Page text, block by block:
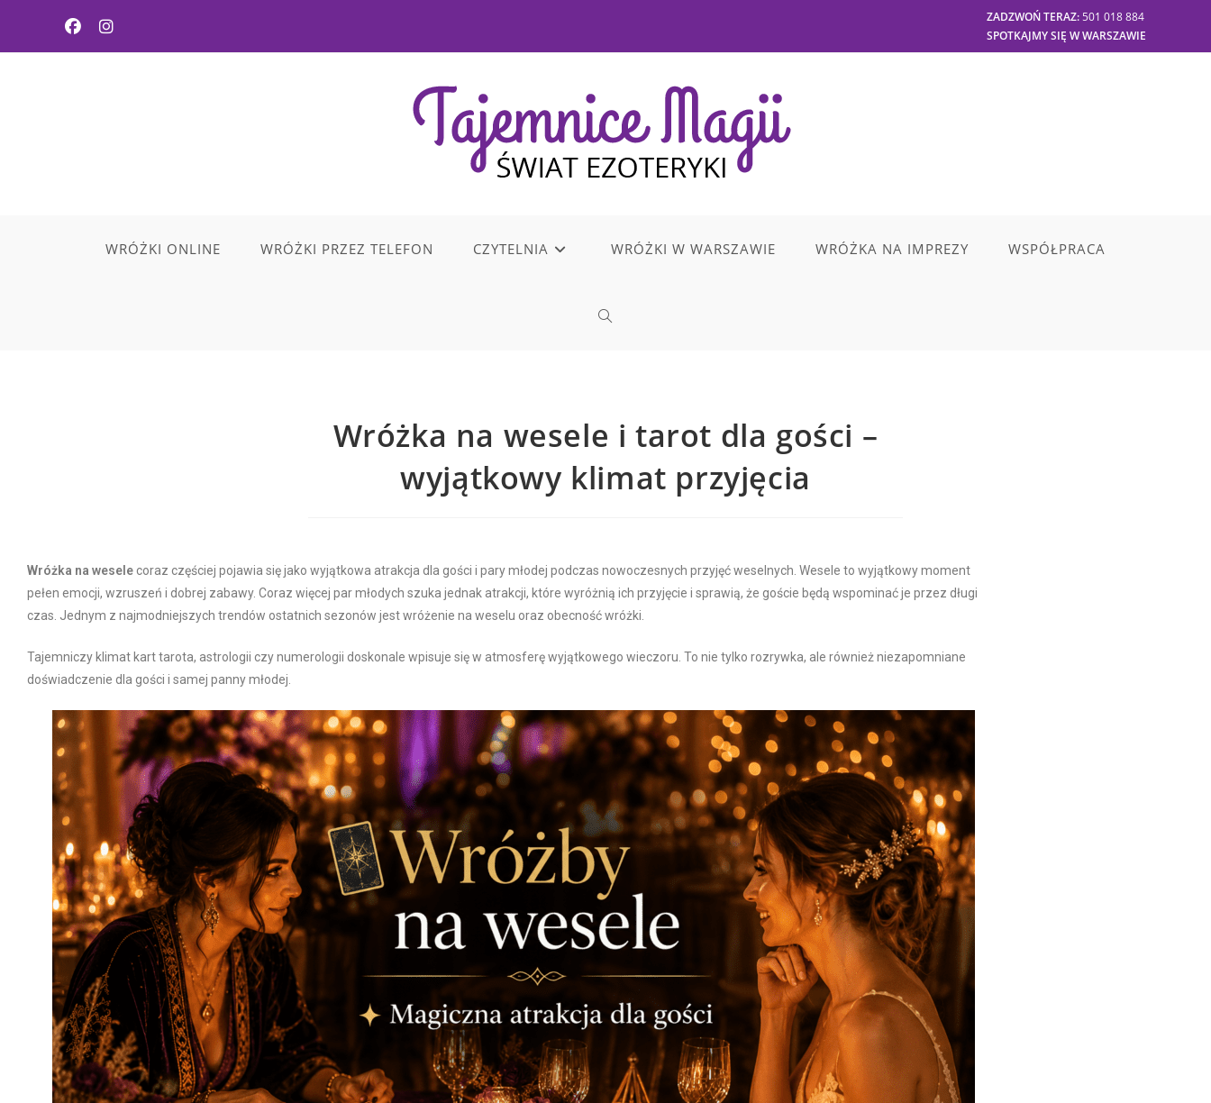
ZADZWOŃ TERAZ:501 018 884
SPOTKAJMY SIĘ W WARSZAWIE
WRÓŻKI ONLINE WRÓŻKI PRZEZ TELEFON CZYTELNIA WRÓŻKI W WARSZAWIE WRÓŻKA NA IMPREZY WSPÓŁPRACA
Wróżka na wesele i tarot dla gości –
wyjątkowy klimat przyjęcia
Wróżka na wesele coraz częściej pojawia się jako wyjątkowa atrakcja dla gości i pary młodej podczas nowoczesnych przyjęć weselnych. Wesele to wyjątkowy moment
pełen emocji, wzruszeń i dobrej zabawy. Coraz więcej par młodych szuka jednak atrakcji, które wyróżnią ich przyjęcie i sprawią, że goście będą wspominać je przez długi
czas. Jednym z najmodniejszych trendów ostatnich sezonów jest wróżenie na weselu oraz obecność wróżki.
Tajemniczy klimat kart tarota, astrologii czy numerologii doskonale wpisuje się w atmosferę wyjątkowego wieczoru. To nie tylko rozrywka, ale również niezapomniane
doświadczenie dla gości i samej panny młodej.